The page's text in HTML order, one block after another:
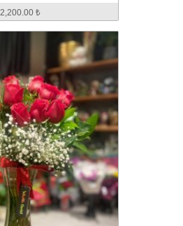
2,200.00 ₺